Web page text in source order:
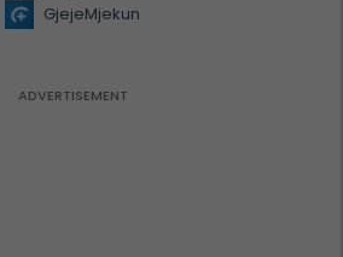
GjejeMjekun